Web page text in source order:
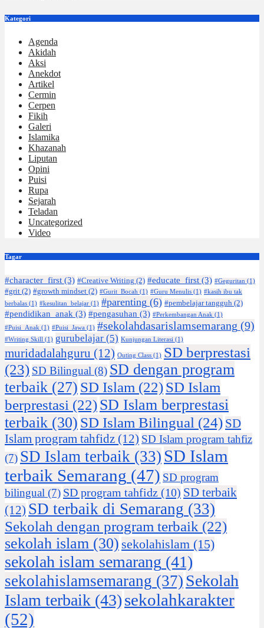
Kategori
Agenda
Akidah
Aksi
Anekdot
Artikel
Cermin
Cerpen
Fikih
Galeri
Islamika
Khazanah
Liputan
Opini
Puisi
Rupa
Sejarah
Teladan
Uncategorized
Video
Tagar
#character_first (3) #Creative Writing (2) #educate_first (3) #Geguritan (1)
#grit (2) #growth mindset (2) #Gurit_Bocah (1) #Guru Menulis (1) #kasih ibu tak
berbalas (1) #kesulitan_belajar (1) #parenting (6) #pembelajar tangguh (2)
#pendidikan_anak (3) #pengasuhan (3) #Perkembangan Anak (1)
#Puisi_Anak (1) #Puisi_Jawa (1) #sekolahdasarislamsemarang (9)
#Writing Skill (1) gurubelajar (5) Kunjungan Literasi (1)
muridadalahguru (12) Outing Class (1) SD berprestasi
(23) SD Bilingual (8) SD dengan program
terbaik (27) SD Islam (22)SD Islam
berprestasi (22)SD Islam berprestasi
terbaik (30) SD Islam Bilingual (24) SD
Islam program tahfidz (12) SD Islam program tahfiz
(7) SD Islam terbaik (33) SD Islam
terbaik Semarang (47) SD program
bilingual (7) SD program tahfidz (10) SD terbaik
(12) SD terbaik di Semarang (33)
Sekolah dengan program terbaik (22)
sekolah islam (30) sekolahislam (15)
sekolah islam semarang (41)
sekolahislamsemarang (37) Sekolah
Islam terbaik (43)sekolahkarakter
(52)